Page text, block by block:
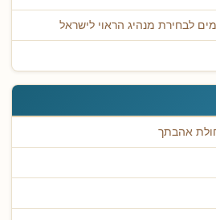
לבחירת מנהיג הראוי לישראל
אהבתך